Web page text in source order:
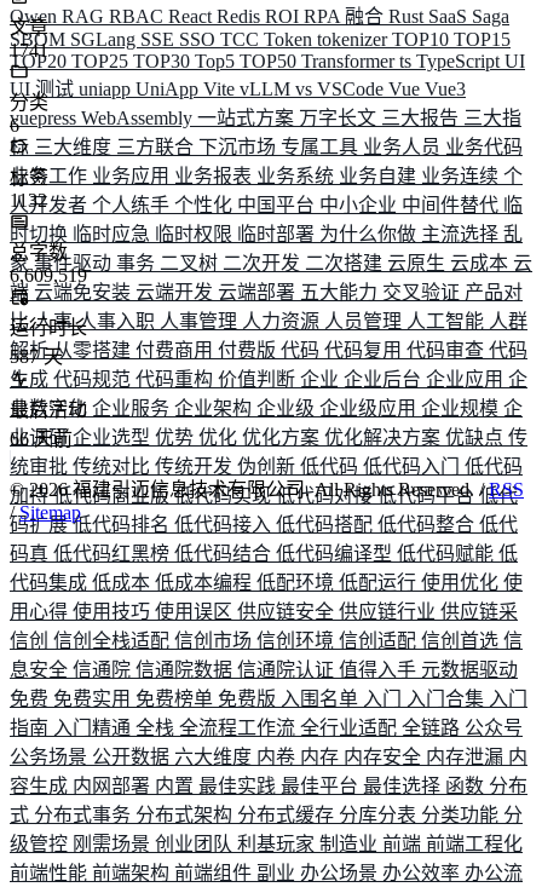
Qwen RAG RBAC React Redis ROI RPA 融合 Rust SaaS Saga
SBOM SGLang SSE SSO TCC Token tokenizerTOP10 TOP15
TOP20 TOP25 TOP30 Top5 TOP50 Transformerts TypeScript UI
UI 测试 uniapp UniApp Vite vLLM vs VSCode Vue Vue3
vuepress WebAssembly 一站式方案 万字长文 三大报告 三大指
标 三大维度 三方联合 下沉市场 专属工具 业务人员 业务代码
业务工作 业务应用 业务报表 业务系统 业务自建 业务连续 个
人开发者 个人练手 个性化 中国平台 中小企业 中间件替代 临
时切换 临时应急 临时权限 临时部署 为什么你做 主流选择 乱
象 事件驱动 事务 二叉树 二次开发 二次搭建 云原生 云成本 云
端 云端免安装 云端开发 云端部署 五大能力 交叉验证 产品对
比人事人事入职 人事管理 人力资源 人员管理 人工智能 人群
解析从零搭建 付费商用 付费版 代码 代码复用 代码审查 代码
生成 代码规范 代码重构 价值判断 企业 企业后台 企业应用 企
业数字化 企业服务 企业架构 企业级 企业级应用 企业规模 企
业调研企业选型 优势 优化 优化方案 优化解决方案 优缺点 传
统审批 传统对比 传统开发 伪创新 低代码 低代码入门 低代码
加持低代码商业版低代码实现低代码对接低代码平台 低代
码扩展低代码排名 低代码接入 低代码搭配 低代码整合 低代
码真 低代码红黑榜 低代码结合 低代码编译型 低代码赋能 低
代码集成 低成本 低成本编程 低配环境 低配运行 使用优化 使
用心得 使用技巧 使用误区 供应链安全 供应链行业 供应链采
信创 信创全栈适配 信创市场 信创环境 信创适配 信创首选 信
息安全 信通院 信通院数据 信通院认证 值得入手 元数据驱动
免费 免费实用 免费榜单 免费版 入围名单 入门 入门合集 入门
指南 入门精通 全栈 全流程工作流 全行业适配 全链路 公众号
公务场景 公开数据 六大维度 内卷 内存 内存安全 内存泄漏 内
容生成 内网部署 内置 最佳实践 最佳平台 最佳选择 函数 分布
式 分布式事务 分布式架构 分布式缓存 分库分表 分类功能 分
级管控 刚需场景 创业团队 利基玩家 制造业 前端 前端工程化
前端性能 前端架构 前端组件 副业 办公场景 办公效率 办公流
文章
1741
分类
6
标签
1132
总字数
6,609,519
运行时长
587 天
最后活动
66 天前
©2026福建引迈信息技术有限公司. All Rights Reserved. /RSS
/Sitemap